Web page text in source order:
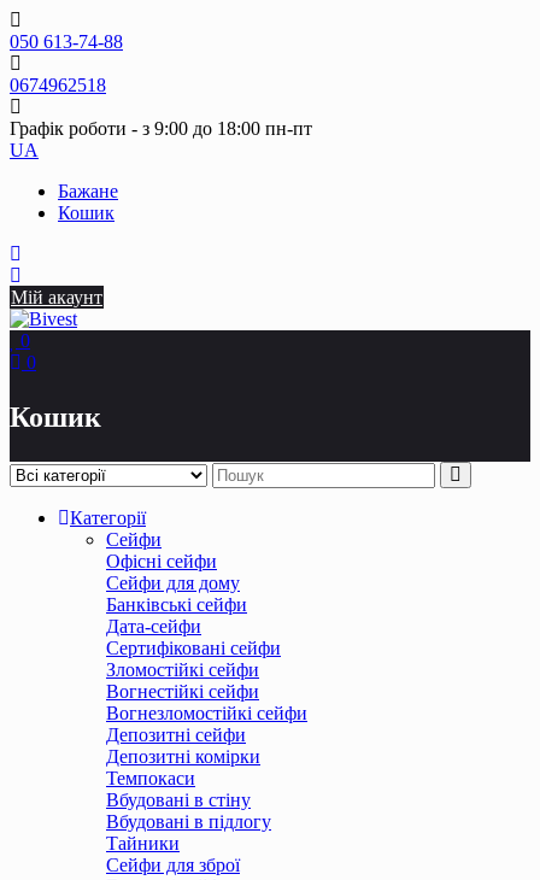
Skip
to
content
050 613-74-88
0674962518
Графік роботи - з 9:00 до 18:00 пн-пт
UA
Бажане
Кошик
Мій акаунт
0
0
Кошик
Категорії
Сейфи
Офісні сейфи
Сейфи для дому
Банківські сейфи
Дата-сейфи
Сертифіковані сейфи
Зломостійкі сейфи
Вогнестійкі сейфи
Вогнезломостійкі сейфи
Депозитні сейфи
Депозитні комірки
Темпокаси
Вбудовані в стіну
Вбудовані в підлогу
Тайники
Сейфи для зброї